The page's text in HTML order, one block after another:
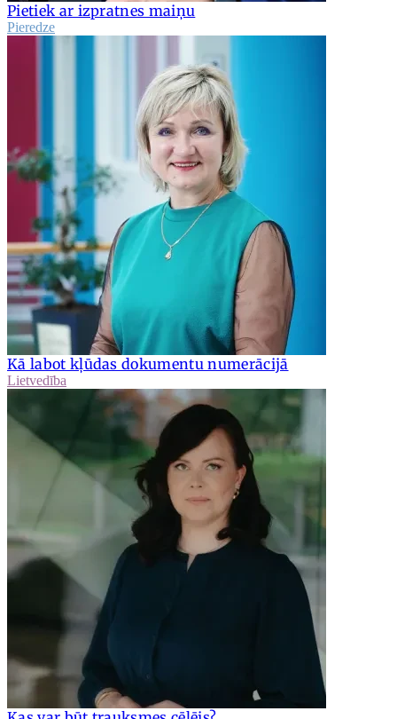
Pietiek ar izpratnes maiņu
Pieredze
Kā labot kļūdas dokumentu numerācijā
Lietvedība